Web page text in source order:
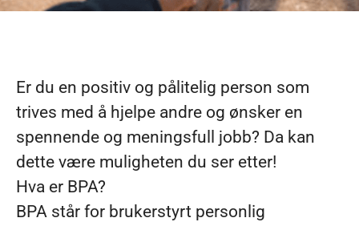
Er du en positiv og pålitelig person som
trives med å hjelpe andre og ønsker en
spennende og meningsfull jobb? Da kan
dette være muligheten du ser etter!
Hva er BPA?
BPA står for brukerstyrt personlig